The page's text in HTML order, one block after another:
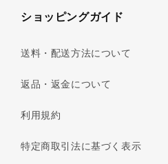
ショッピングガイド
送料・配送方法について
返品・返金について
利用規約
特定商取引法に基づく表示